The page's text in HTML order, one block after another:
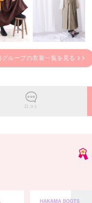
グループの衣装一覧を見る
口コミ